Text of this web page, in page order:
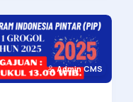
Admin CMS